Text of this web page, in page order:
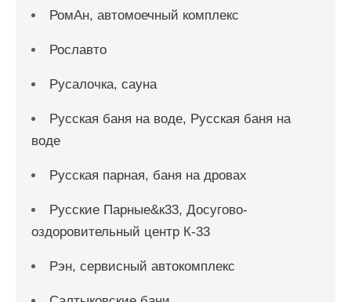
РомАн, автомоечный комплекс
Рославто
Русалочка, сауна
Русская баня на воде, Русская баня на
воде
Русская парная, баня на дровах
Русские Парные&к33, Досугово-
оздоровительный центр К-33
Рэн, сервисный автокомплекс